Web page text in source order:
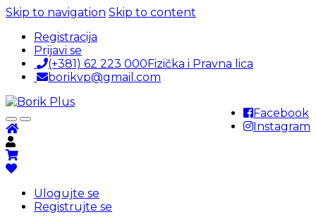
Skip to navigation Skip to content
Registracija
Prijavi se
(+381) 62 223 000Fizička i Pravna lica
borikvp@gmail.com
Facebook
Instagram
Ulogujte se
Registrujte se